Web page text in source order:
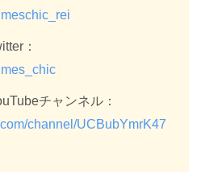
：
チャンネル：
channel/UCBubYmrK47